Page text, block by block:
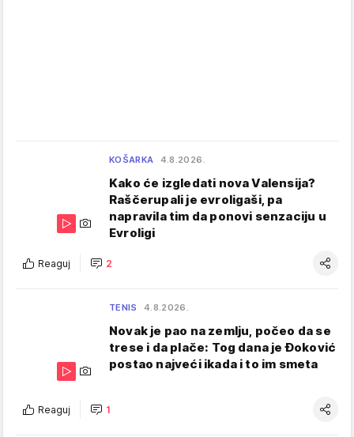
KOŠARKA 4.8.2026.
Kako će izgledati nova Valensija?
Raščerupali je evroligaši, pa
napravila tim da ponovi senzaciju u
Evroligi
Reaguj 2
TENIS 4.8.2026.
Novak je pao na zemlju, počeo da se
trese i da plače: Tog dana je Đoković
postao najveći ikada i to im smeta
Reaguj 1